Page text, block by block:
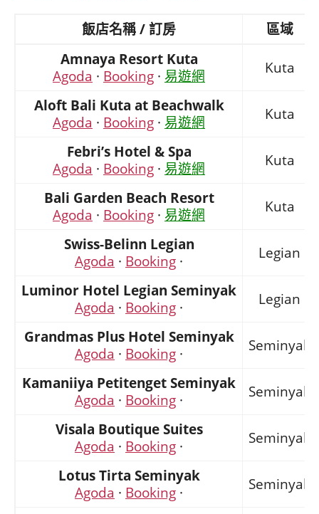
飯店名稱 / 訂房
區域
Amnaya Resort Kuta
Agoda · Booking · 易遊網 Kuta
Aloft Bali Kuta at Beachwalk
Agoda · Booking · 易遊網 Kuta
Febri’s Hotel & Spa
Agoda · Booking · 易遊網 Kuta
Bali Garden Beach Resort
Agoda · Booking · 易遊網 Kuta
Swiss-Belinn Legian
Agoda · Booking · Legian
Luminor Hotel Legian Seminyak
Agoda · Booking · Legian
Grandmas Plus Hotel Seminyak
Agoda · Booking · Seminyak
Kamaniiya Petitenget Seminyak
Agoda · Booking · Seminyak
Visala Boutique Suites
Agoda · Booking · Seminyak
Lotus Tirta Seminyak
Agoda · Booking · Seminyak